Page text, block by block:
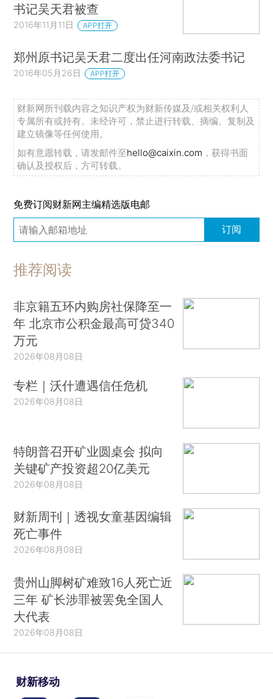
书记吴天君被查
2016年11月11日 APP打开
郑州原书记吴天君二度出任河南政法委书记
2016年05月26日 APP打开
财新网所刊载内容之知识产权为财新传媒及/或相关权利人
专属所有或持有。未经许可，禁止进行转载、摘编、复制及
建立镜像等任何使用。
如有意愿转载，请发邮件至hello@caixin.com ，获得书面
确认及授权后，方可转载。
免费订阅财新网主编精选版电邮
订阅
推荐阅读
非京籍五环内购房社保降至一
年 北京市公积金最高可贷340
万元
2026年08月08日
专栏｜沃什遭遇信任危机
2026年08月08日
特朗普召开矿业圆桌会 拟向
关键矿产投资超20亿美元
2026年08月08日
财新周刊｜透视女童基因编辑
死亡事件
2026年08月08日
贵州山脚树矿难致16人死亡近
三年 矿长涉罪被罢免全国人
大代表
2026年08月08日
财新移动